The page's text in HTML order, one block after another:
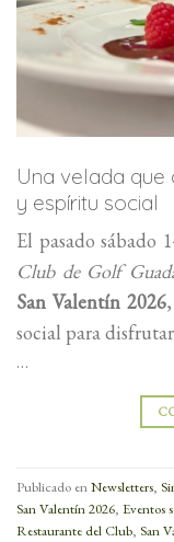
Una velada que
y espíritu social
El pasado sábado
Club de Golf
San Valentín 2026
social para disfrutar
…
Publicado enNewsletters,
San Valentín 2026, Eventos
Restaurante del Club, San